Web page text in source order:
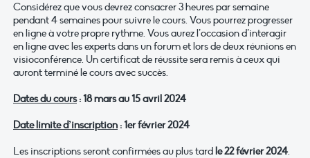
Considérez que vous devrez consacrer 3 heures par semaine
pendant 4 semaines pour suivre le cours. Vous pourrez progresser
en ligne à votre propre rythme. Vous aurez l’occasion d’interagir
en ligne avec les experts dans un forum et lors de deux réunions en
visioconférence. Un certificat de réussite sera remis à ceux qui
auront terminé le cours avec succès.
Dates du cours: 18 mars au 15 avril 2024
Date limite d’inscription: 1er février 2024
Les inscriptions seront confirmées au plus tard le 22 février 2024.